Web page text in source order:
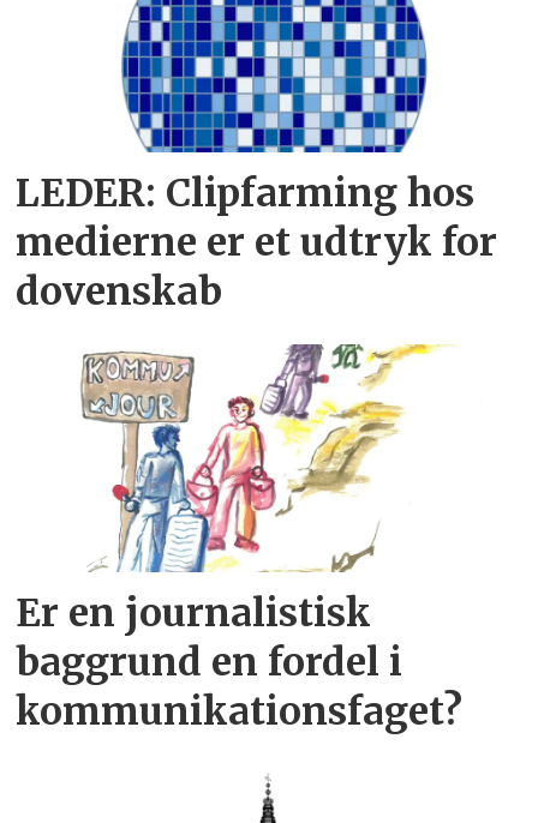
LEDER: Clipfarming hos
medierne er et udtryk for
dovenskab
Er en journalistisk
baggrund en fordel i
kommunikationsfaget?